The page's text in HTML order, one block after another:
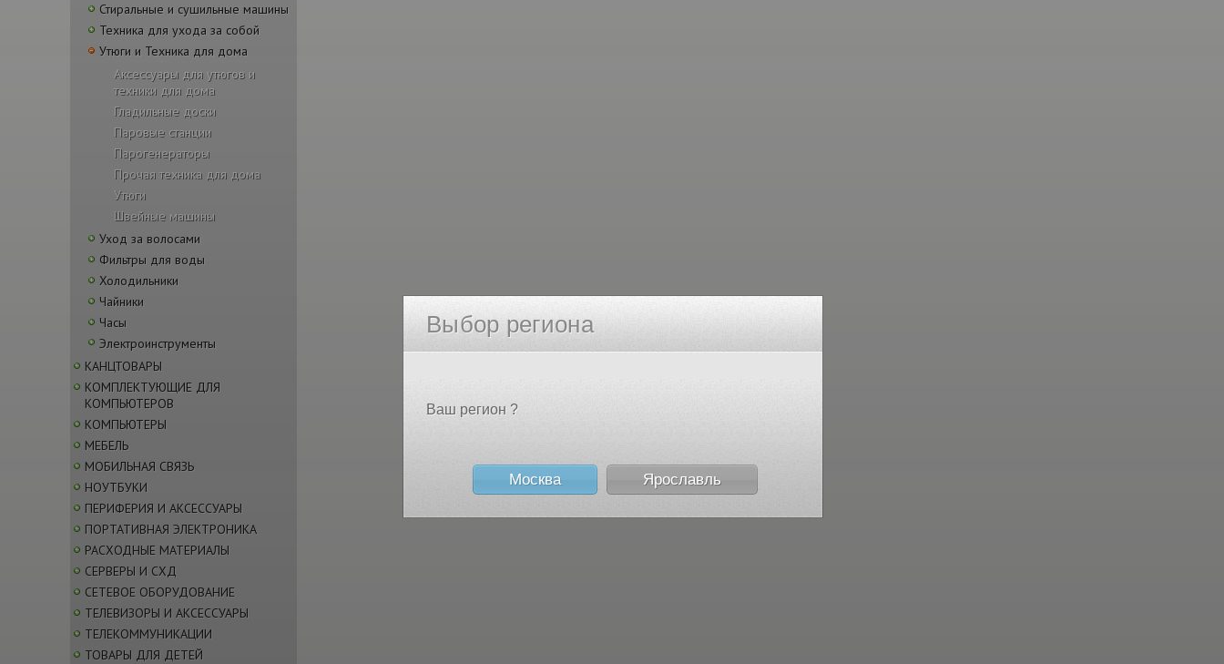
Стиральные и сушильные машины
Техника для ухода за собой
Утюги и Техника для дома
Аксессуары для утюгов и
техники для дома
Гладильные доски
Паровые станции
Парогенераторы
Прочая техника для дома
Утюги
Швейные машины
Уход за волосами
Фильтры для воды
Холодильники
Чайники
Часы
Электроинструменты
КАНЦТОВАРЫ
КОМПЛЕКТУЮЩИЕ ДЛЯ
КОМПЬЮТЕРОВ
КОМПЬЮТЕРЫ
МЕБЕЛЬ
МОБИЛЬНАЯ СВЯЗЬ
НОУТБУКИ
ПЕРИФЕРИЯ И АКСЕССУАРЫ
ПОРТАТИВНАЯ ЭЛЕКТРОНИКА
РАСХОДНЫЕ МАТЕРИАЛЫ
СЕРВЕРЫ И СХД
СЕТЕВОЕ ОБОРУДОВАНИЕ
ТЕЛЕВИЗОРЫ И АКСЕССУАРЫ
ТЕЛЕКОММУНИКАЦИИ
ТОВАРЫ ДЛЯ ДЕТЕЙ
Выбор региона
Ваш регион ?
Москва Ярославль